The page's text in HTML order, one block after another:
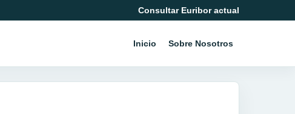
Consultar Euribor actual
Inicio Sobre Nosotros